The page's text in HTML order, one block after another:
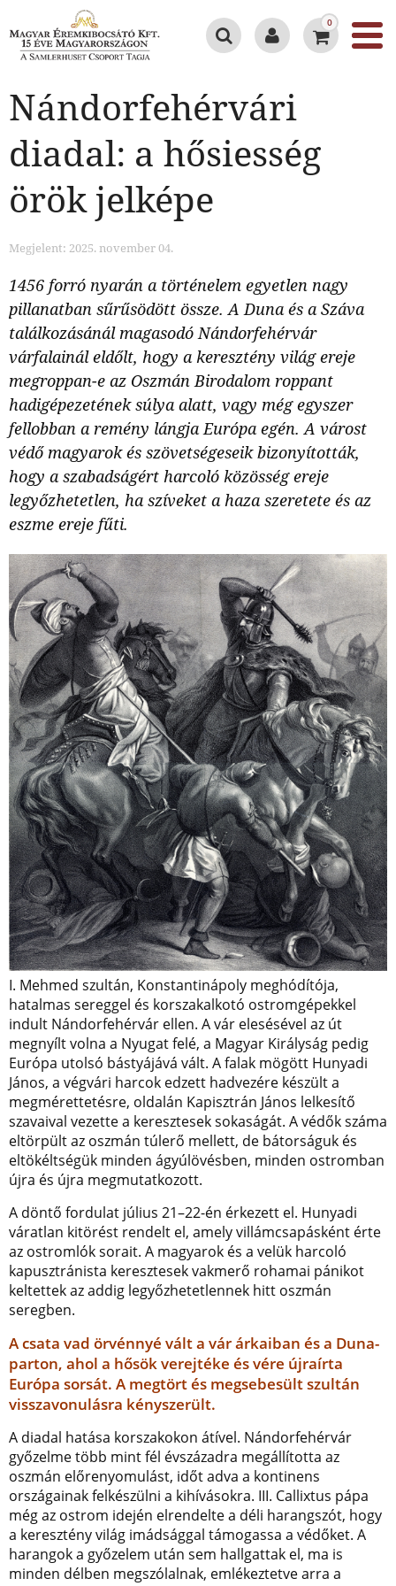
0
Nándorfehérvári
diadal: a hősiesség
örök jelképe
Megjelent: 2025. november 04.
1456 forró nyarán a történelem egyetlen nagy
pillanatban sűrűsödött össze. A Duna és a Száva
találkozásánál magasodó Nándorfehérvár
várfalainál eldőlt, hogy a keresztény világ ereje
megroppan-e az Oszmán Birodalom roppant
hadigépezetének súlya alatt, vagy még egyszer
fellobban a remény lángja Európa egén. A várost
védő magyarok és szövetségeseik bizonyították,
hogy a szabadságért harcoló közösség ereje
legyőzhetetlen, ha szíveket a haza szeretete és az
eszme ereje fűti.
I. Mehmed szultán, Konstantinápoly meghódítója,
hatalmas sereggel és korszakalkotó ostromgépekkel
indult Nándorfehérvár ellen. A vár elesésével az út
megnyílt volna a Nyugat felé, a Magyar Királyság pedig
Európa utolsó bástyájává vált. A falak mögött Hunyadi
János, a végvári harcok edzett hadvezére készült a
megmérettetésre, oldalán Kapisztrán János lelkesítő
szavaival vezette a keresztesek sokaságát. A védők száma
eltörpült az oszmán túlerő mellett, de bátorságuk és
eltökéltségük minden ágyúlövésben, minden ostromban
újra és újra megmutatkozott.
A döntő fordulat július 21–22-én érkezett el. Hunyadi
váratlan kitörést rendelt el, amely villámcsapásként érte
az ostromlók sorait. A magyarok és a velük harcoló
kapusztránista keresztesek vakmerő rohamai pánikot
keltettek az addig legyőzhetetlennek hitt oszmán
seregben.
A csata vad örvénnyé vált a vár árkaiban és a Duna-
parton, ahol a hősök verejtéke és vére újraírta
Európa sorsát. A megtört és megsebesült szultán
visszavonulásra kényszerült.
A diadal hatása korszakokon átível. Nándorfehérvár
győzelme több mint fél évszázadra megállította az
oszmán előrenyomulást, időt adva a kontinens
országainak felkészülni a kihívásokra. III. Callixtus pápa
még az ostrom idején elrendelte a déli harangszót, hogy
a keresztény világ imádsággal támogassa a védőket. A
harangok a győzelem után sem hallgattak el, ma is
minden délben megszólalnak, emlékeztetve arra a